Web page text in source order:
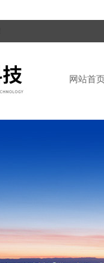
网站首